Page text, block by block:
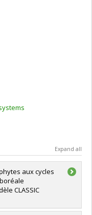
Expand all
aux cycles
CLASSIC